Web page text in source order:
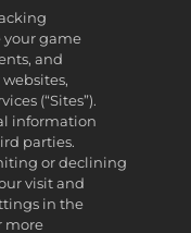
adataimat
your game
and
(“Sites”).
information
parties.
or declining
visit and
in the
more